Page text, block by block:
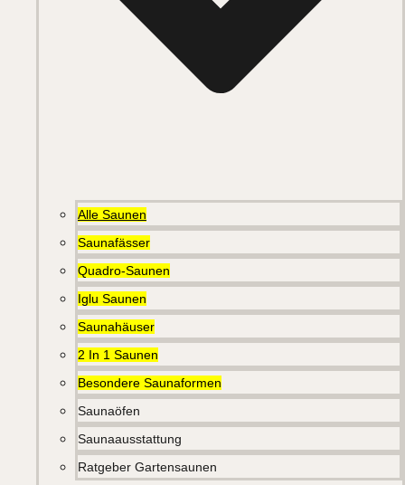
Alle Saunen
Saunafässer
Quadro-Saunen
Iglu Saunen
Saunahäuser
2 In 1 Saunen
Besondere Saunaformen
Saunaöfen
Saunaausstattung
Ratgeber Gartensaunen